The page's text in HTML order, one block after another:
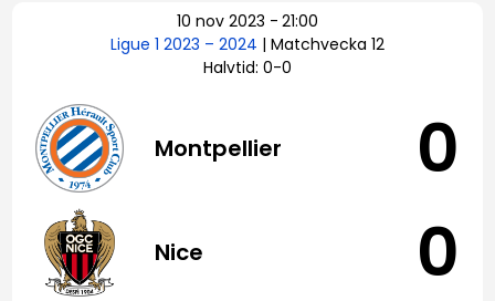
Premier League
Bundesliga
Serie A
Ligue 1
10 nov 2023 - 21:00
Ligue 1 2023 – 2024 | Matchvecka 12
Halvtid: 0-0
Montpellier 0
Nice 0